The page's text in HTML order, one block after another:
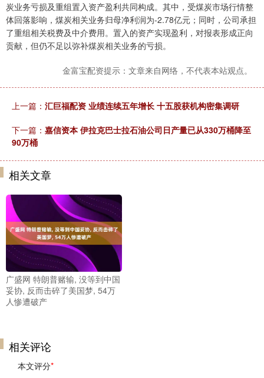
炭业务亏损及重组置入资产盈利共同构成。其中，受煤炭市场行情整
体回落影响，煤炭相关业务归母净利润为-2.78亿元；同时，公司承担
了重组相关税费及中介费用。置入的资产实现盈利，对报表形成正向
贡献，但仍不足以弥补煤炭相关业务的亏损。
金富宝配资提示：文章来自网络，不代表本站观点。
上一篇： 汇巨福配资 业绩连续五年增长 十五股获机构密集调研
下一篇： 嘉信资本 伊拉克巴士拉石油公司日产量已从330万桶降至
90万桶
相关文章
广盛网 特朗普赌输, 没等到中国
妥协, 反而击碎了美国梦, 54万
人惨遭破产
相关评论
本文评分*